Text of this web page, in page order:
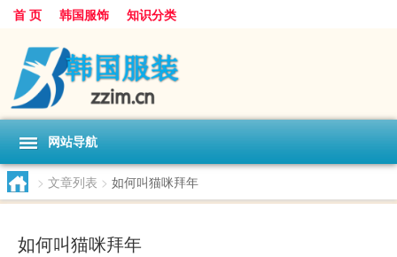
首 页 韩国服饰 知识分类
网站导航
> 文章列表 > 如何叫猫咪拜年
如何叫猫咪拜年